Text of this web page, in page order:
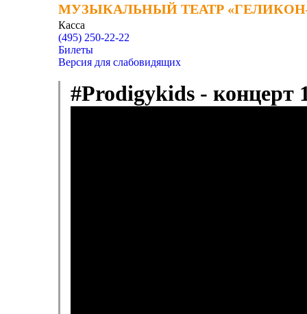
МУЗЫКАЛЬНЫЙ ТЕАТР
МУЗЫКАЛЬНЫЙ ТЕАТР
Касса
(495) 250-22-22
Билеты
Версия для слабовидящих
#Prodigykids - концерт